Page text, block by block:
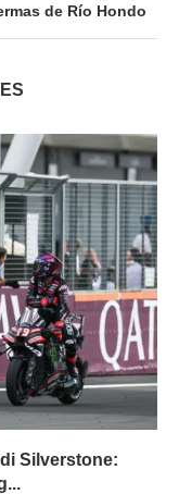
de Río Hondo
Silverstone: